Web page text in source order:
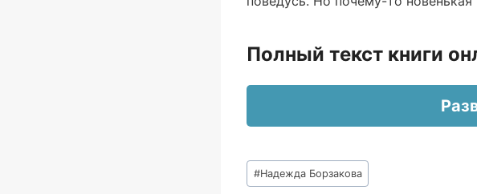
Полный текст книги
Метки
записи:
#Надежда Борзакова